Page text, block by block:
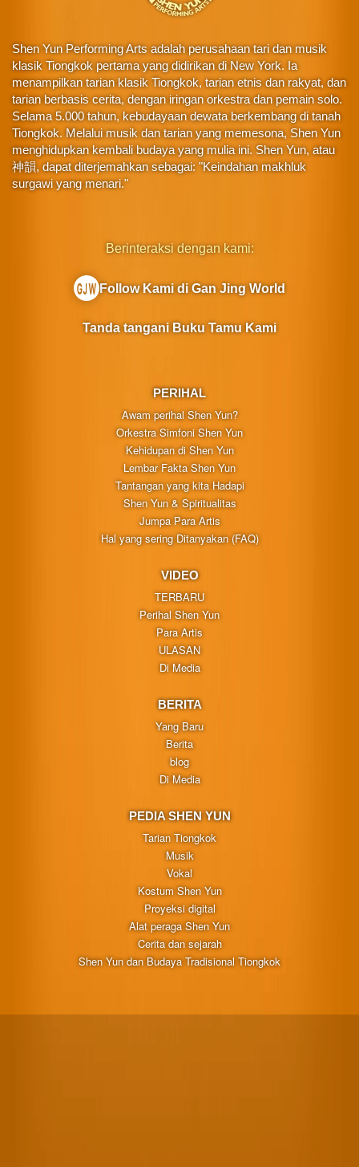
Shen Yun Performing Arts adalah perusahaan tari dan musik
klasik Tiongkok pertama yang didirikan di New York. Ia
menampilkan tarian klasik Tiongkok, tarian etnis dan rakyat, dan
tarian berbasis cerita, dengan iringan orkestra dan pemain solo.
Selama 5.000 tahun, kebudayaan dewata berkembang di tanah
Tiongkok. Melalui musik dan tarian yang memesona, Shen Yun
menghidupkan kembali budaya yang mulia ini. Shen Yun, atau
神韻, dapat diterjemahkan sebagai: "Keindahan makhluk
surgawi yang menari."
PERIHAL
Awam perihal Shen Yun?
Orkestra Simfoni Shen Yun
Kehidupan di Shen Yun
Lembar Fakta Shen Yun
Tantangan yang kita Hadapi
Shen Yun & Spiritualitas
Jumpa Para Artis
Hal yang sering Ditanyakan (FAQ)
VIDEO
TERBARU
Perihal Shen Yun
Para Artis
ULASAN
Di Media
BERITA
Yang Baru
Berita
blog
Di Media
PEDIA SHEN YUN
Tarian Tiongkok
Musik
Vokal
Kostum Shen Yun
Proyeksi digital
Alat peraga Shen Yun
Cerita dan sejarah
Shen Yun dan Budaya Tradisional Tiongkok
Berinteraksi dengan kami:
Follow Kami di Gan Jing World
Tanda tangani Buku Tamu Kami